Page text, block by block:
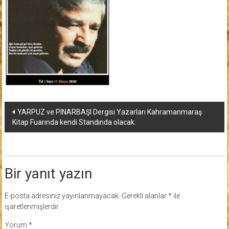
Yazı
dolaşımı
YARPUZ ve PINARBAŞI Dergisi Yazarları Kahramanmaraş
Kitap Fuarında kendi Standında olacak.
Bir yanıt yazın
E-posta adresiniz yayınlanmayacak. Gerekli alanlar*ile
işaretlenmişlerdir
Yorum *